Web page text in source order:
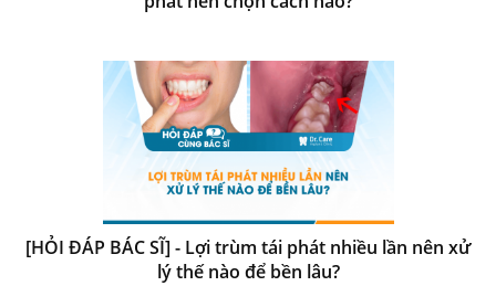
[HỎI ĐÁP BÁC SĨ] - Lợi trùm tái phát nhiều lần nên xử
lý thế nào để bền lâu?